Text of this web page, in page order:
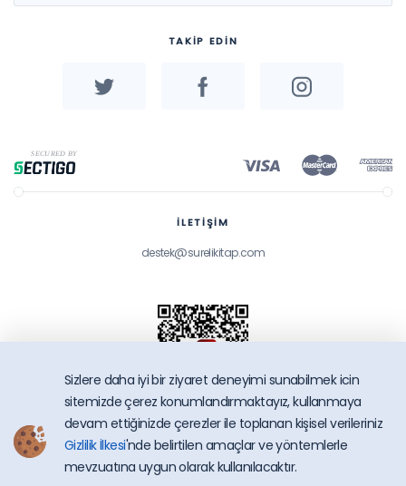
TAKİP EDİN
İLETİŞİM
destek@surelikitap.com
SüreliKitap.com
Copyright © 2026 - Bütün Hakları Saklıdır.
Sizlere daha iyi bir ziyaret deneyimi sunabilmek icin
sitemizde çerez konumlandırmaktayız, kullanmaya
devam ettiğinizde çerezler ile toplanan kişisel verileriniz
Gizlilik İlkesi'nde belirtilen amaçlar ve yöntemlerle
mevzuatına uygun olarak kullanılacaktır.